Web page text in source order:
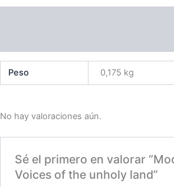
Peso 0,175 kg
No hay valoraciones aún.
Sé el primero en valorar
Voices of the unholy land”